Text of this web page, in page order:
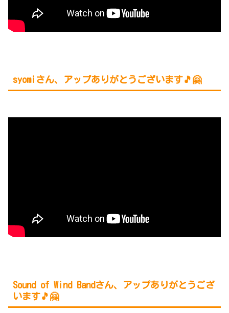
syomiさん、アップありがとうございます🎵🤗
Sound of Wind Bandさん、アップありがとうござ
います🎵🤗